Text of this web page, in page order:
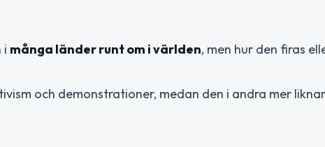
i många länder runt om i världen, men hur den firas
och demonstrationer, medan den i andra mer